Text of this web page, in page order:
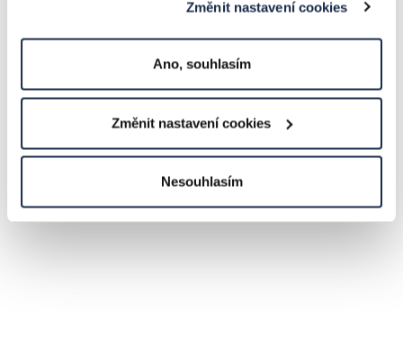
Změnit nastavení cookies
Ano, souhlasím
Změnit nastavení cookies
Nesouhlasím
S dlouhodobými
klienty nás pojí více
než 20 let partnerství